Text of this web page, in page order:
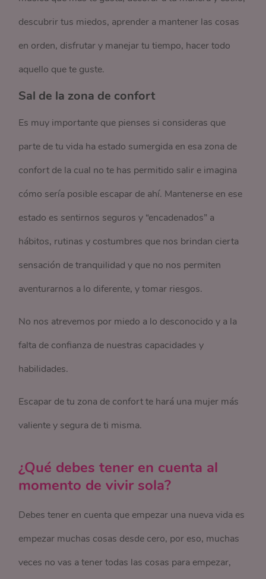
descubrir tus miedos, aprender a mantener las cosas
en orden, disfrutar y manejar tu tiempo, hacer todo
aquello que te guste.
Sal de la zona de confort
Es muy importante que pienses si consideras que
parte de tu vida ha estado sumergida en esa zona de
confort de la cual no te has permitido salir e imagina
cómo sería posible escapar de ahí. Mantenerse en ese
estado es sentirnos seguros y “encadenados” a
hábitos, rutinas y costumbres que nos brindan cierta
sensación de tranquilidad y que no nos permiten
aventurarnos a lo diferente, y tomar riesgos.
No nos atrevemos por miedo a lo desconocido y a la
falta de confianza de nuestras capacidades y
habilidades.
Escapar de tu zona de confort te hará una mujer más
valiente y segura de ti misma.
¿Qué debes tener en cuenta al
momento de vivir sola?
Debes tener en cuenta que empezar una nueva vida es
empezar muchas cosas desde cero, por eso, muchas
veces no vas a tener todas las cosas para empezar,